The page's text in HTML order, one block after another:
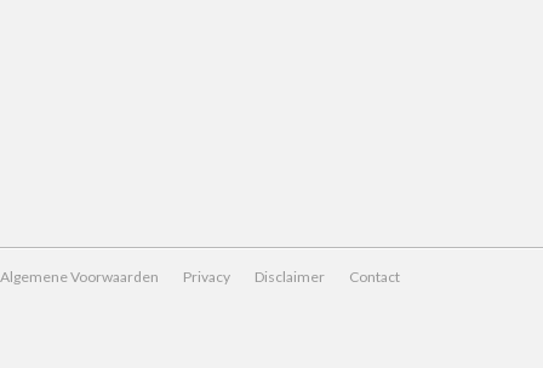
Algemene Voorwaarden Privacy Disclaimer Contact